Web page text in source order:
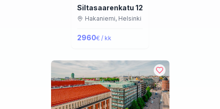
Siltasaarenkatu 12
Hakaniemi, Helsinki
2960€ / kk